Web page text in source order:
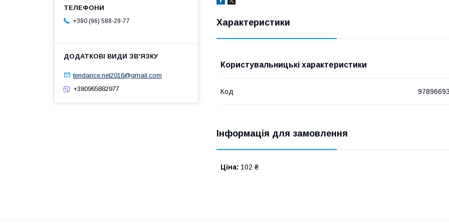
Характеристики
Користувальницькі характеристики
Код
Інформація для замовлення
Ціна: 102 ₴
+380 (96) 588-29-77
tendance.net2016@gmail.com
+380965882977